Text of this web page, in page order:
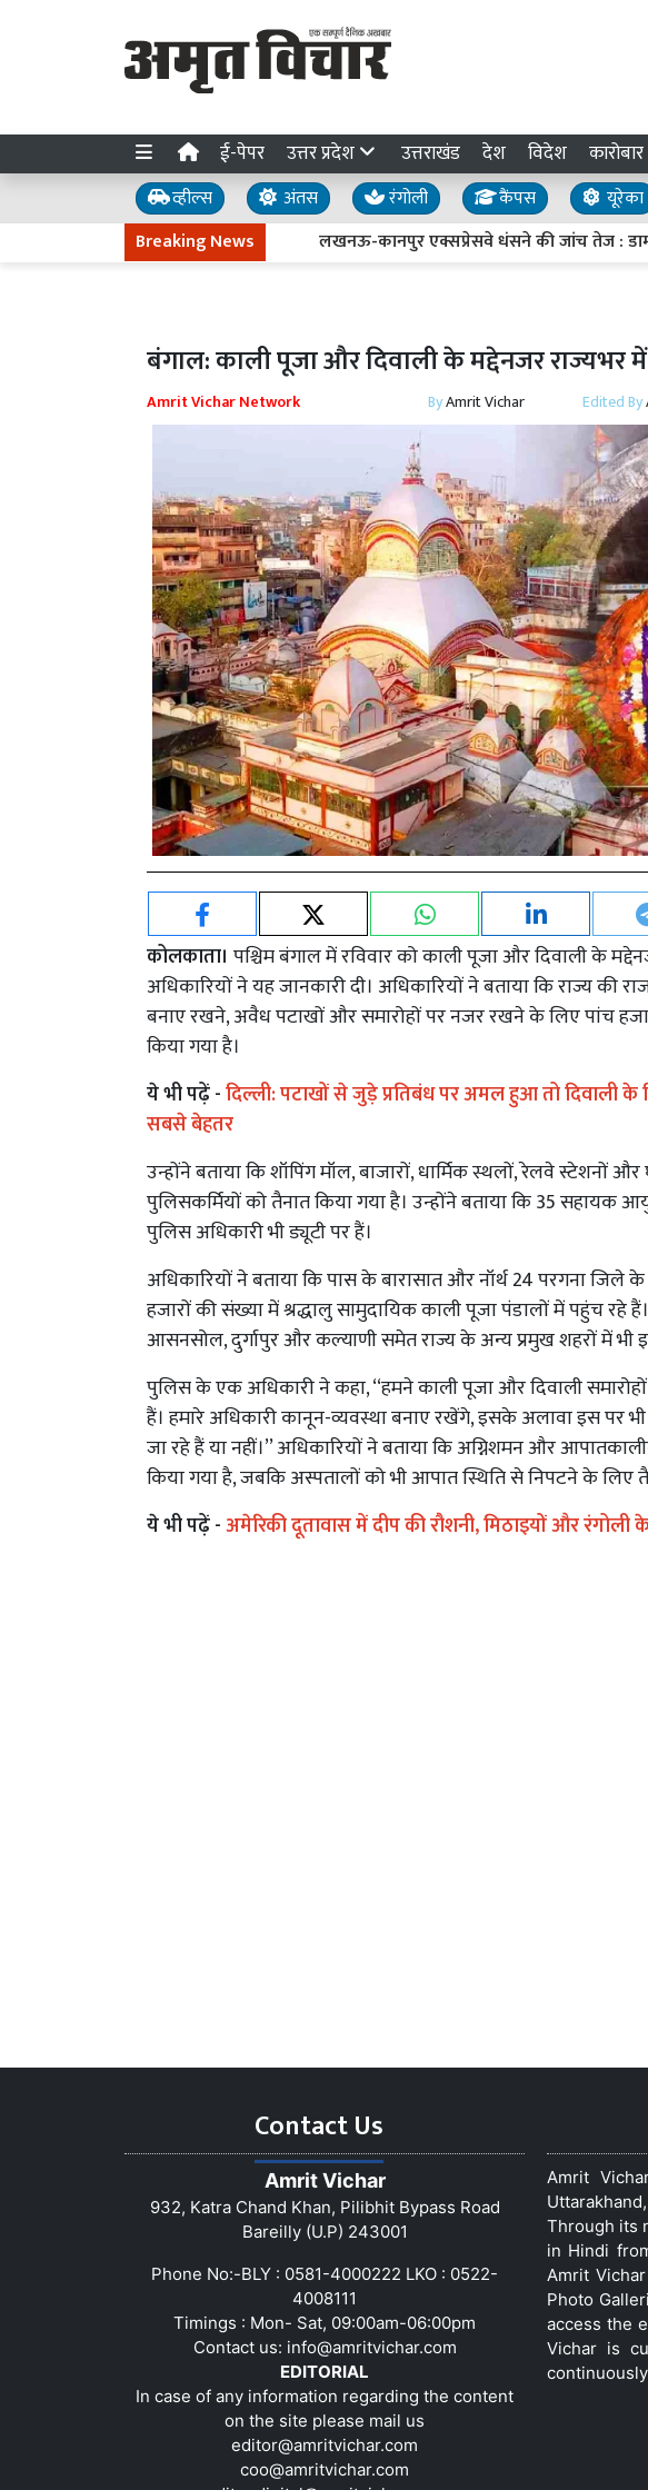
ई-पेपर उत्तर प्रदेश उत्तराखंड देश विदेश कारोबार
व्हील्स अंतस रंगोली कैंपस यूरेका
Breaking News
लखनऊ-कानपुर एक्सप्रेसवे धंसने की जांच तेज : डामर-
बंगाल: काली पूजा और दिवाली के मद्देनजर राज्यभर
Amrit Vichar Network ByAmrit Vichar Edited By
कोलकाता। पश्चिम बंगाल में रविवार को काली पूजा और दिवाली के
अधिकारियों ने यह जानकारी दी। अधिकारियों ने बताया कि राज्य की
बनाए रखने, अवैध पटाखों और समारोहों पर नजर रखने के लिए पांच
किया गया है।
ये भी पढ़ें -दिल्ली: पटाखों से जुड़े प्रतिबंध पर अमल हुआ तो दिवाली
सबसे बेहतर
उन्होंने बताया कि शॉपिंग मॉल, बाजारों, धार्मिक स्थलों, रेलवे स्टेशनों
पुलिसकर्मियों को तैनात किया गया है। उन्होंने बताया कि 35 सहायक
पुलिस अधिकारी भी ड्यूटी पर हैं।
अधिकारियों ने बताया कि पास के बारासात और नॉर्थ 24 परगना जिले
हजारों की संख्या में श्रद्धालु सामुदायिक काली पूजा पंडालों में पहुंच रहे
आसनसोल, दुर्गापुर और कल्याणी समेत राज्य के अन्य प्रमुख शहरों में भी
पुलिस के एक अधिकारी ने कहा, ‘‘हमने काली पूजा और दिवाली
हैं। हमारे अधिकारी कानून-व्यवस्था बनाए रखेंगे, इसके अलावा इस पर
जा रहे हैं या नहीं।’’ अधिकारियों ने बताया कि अग्निशमन और
किया गया है, जबकि अस्पतालों को भी आपात स्थिति से निपटने के लिए
ये भी पढ़ें -अमेरिकी दूतावास में दीप की रौशनी, मिठाइयों और रंगोली
Contact Us
Amrit Vichar
932, Katra Chand Khan, Pilibhit Bypass Road
Bareilly (U.P) 243001
Phone No:-BLY : 0581-4000222 LKO : 0522-
4008111
Timings : Mon- Sat, 09:00am-06:00pm
Contact us: info@amritvichar.com
EDITORIAL
In case of any information regarding the content
on the site please mail us
editor@amritvichar.com
coo@amritvichar.com
Amrit
Through its
in Hindi
Amrit
Photo
access the
Vichar is